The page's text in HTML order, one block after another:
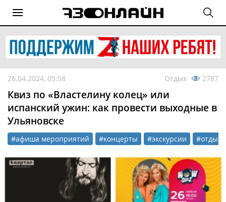
26.04.2024, 05:58 Отдых 2787
Квиз по «Властелину колец» или
испанский ужин: как провести выходные в
Ульяновске
#афиша мероприятий #концерты #экскурсии #отдых